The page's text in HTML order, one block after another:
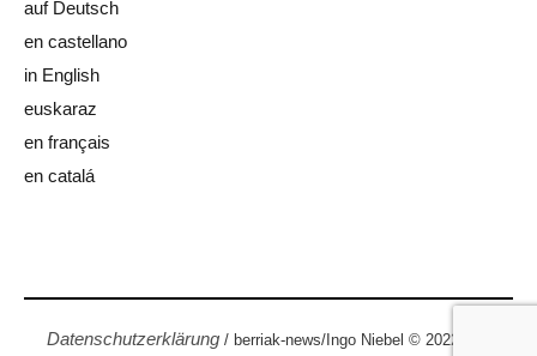
auf Deutsch
en castellano
in English
euskaraz
en français
en catalá
Datenschutzerklärung / berriak-news/Ingo Niebel © 2022 / All